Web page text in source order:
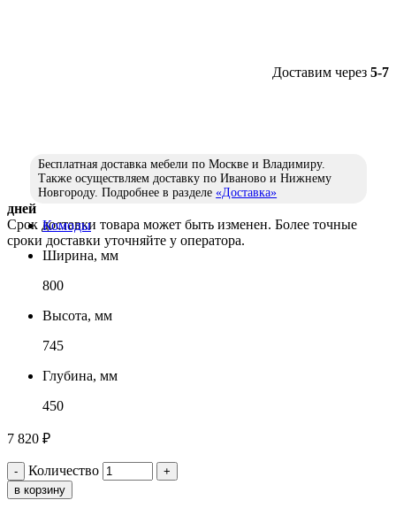
Доставим через 5-7
дней
Срок доставки товара может быть изменен. Более точные
сроки доставки уточняйте у оператора.
Бесплатная доставка мебели по Москве и Владимиру.
Также осуществляем доставку по Иваново и Нижнему
Новгороду. Подробнее в разделе«Доставка»
Комоды
Ширина, мм
800
Высота, мм
745
Глубина, мм
450
7 820 ₽
- Количество
+
в корзину